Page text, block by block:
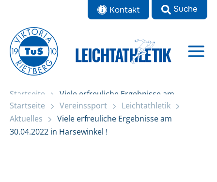
springen
Kontakt
Startseite
Viele erfreuliche Ergebnisse am
30.04.2022 in Harsewinkel !
Startseite Vereinssport
Leichtathletik
Aktuelles
Viele erfreuliche Ergebnisse am
30.04.2022 in Harsewinkel !